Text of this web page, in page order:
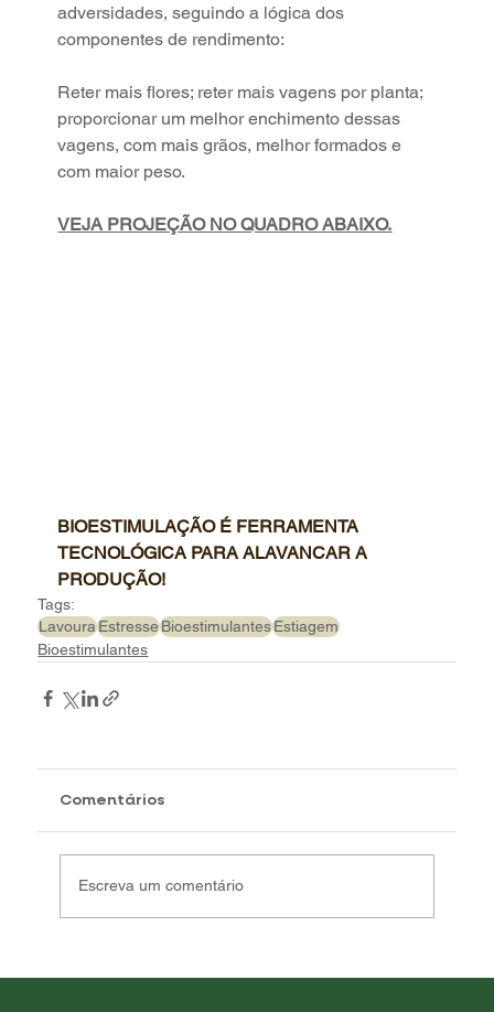
adversidades, seguindo a lógica dos
componentes de rendimento:
Reter mais flores; reter mais vagens por planta;
proporcionar um melhor enchimento dessas
vagens, com mais grãos, melhor formados e
com maior peso.
VEJA PROJEÇÃO NO QUADRO ABAIXO.
BIOESTIMULAÇÃO É FERRAMENTA
TECNOLÓGICA PARA ALAVANCAR A
PRODUÇÃO!
Tags:
LavouraEstresseBioestimulantesEstiagem
Bioestimulantes
Comentários
Escreva um comentário